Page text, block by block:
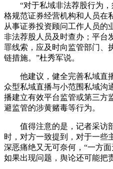
“对于私域非法荐股行为
格规范证券经营机构和人员在
从事证券投资顾问工作人员的
非法荐股人员及时查办；平台
罪线索，应及时向监管部门、
链措施。”杜秀军说。
他建议，健全完善私域直
众型私域直播与小范围私域沟
播建立有效平台监管或第三方
避监管的涉黄赌毒等行为。
值得注意的是，记者采访
时，对方一致提到，对于一些
深恶痛绝又无可奈何，“一方
如果出现问题，舆论还可能把